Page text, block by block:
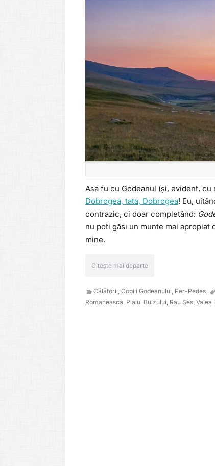
Așa fu cu Godeanul (și, evident,
Dobrogea, tata, Dobrogea! Eu,
contrazic, ci doar completând:
nu poti găsi un munte mai apropiat
mine.
Citește mai departe
Călătorii Copiii Godeanului Per-Pedes
Romaneasca Plaiul Bulzului Rau Ses Valea